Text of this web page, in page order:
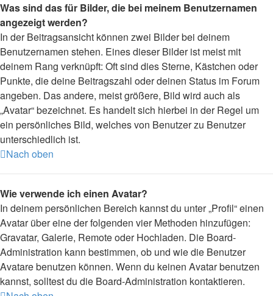
Was sind das für Bilder, die bei meinem Benutzernamen
angezeigt werden?
In der Beitragsansicht können zwei Bilder bei deinem
Benutzernamen stehen. Eines dieser Bilder ist meist mit
deinem Rang verknüpft: Oft sind dies Sterne, Kästchen oder
Punkte, die deine Beitragszahl oder deinen Status im Forum
angeben. Das andere, meist größere, Bild wird auch als
„Avatar“ bezeichnet. Es handelt sich hierbei in der Regel um
ein persönliches Bild, welches von Benutzer zu Benutzer
unterschiedlich ist.
Nach oben
Wie verwende ich einen Avatar?
In deinem persönlichen Bereich kannst du unter „Profil“ einen
Avatar über eine der folgenden vier Methoden hinzufügen:
Gravatar, Galerie, Remote oder Hochladen. Die Board-
Administration kann bestimmen, ob und wie die Benutzer
Avatare benutzen können. Wenn du keinen Avatar benutzen
kannst, solltest du die Board-Administration kontaktieren.